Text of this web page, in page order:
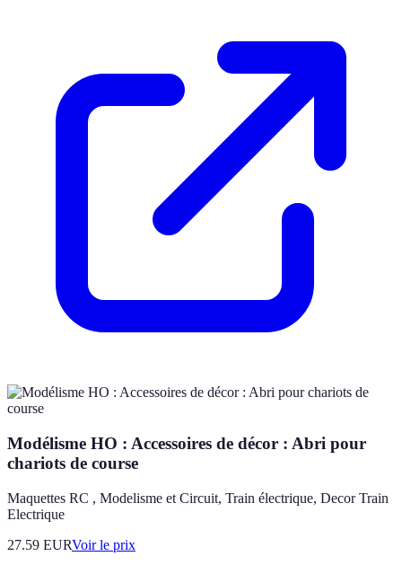
Modélisme HO : Accessoires de décor : Abri pour
chariots de course
Maquettes RC , Modelisme et Circuit, Train électrique, Decor Train
Electrique
27.59 EURVoir le prix